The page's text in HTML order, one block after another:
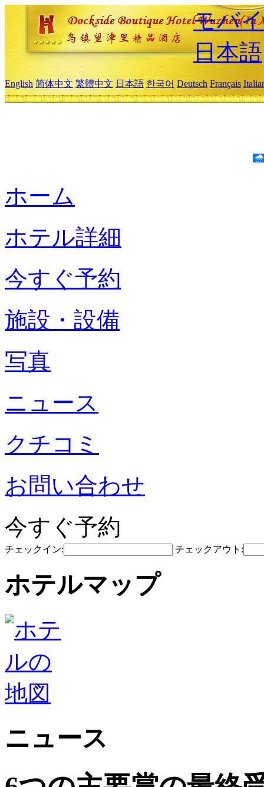
モバ
日本語
English 简体中文 繁體中文 日本語 한국어 Deutsch Français
ホーム
ホテル詳細
今すぐ予約
施設・設備
写真
ニュース
クチコミ
お問い合わせ
今すぐ予約
チェックイン: チェックアウト:
ホテルマップ
ニュース